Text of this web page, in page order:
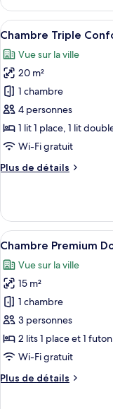
le
type
de
Chambre
Double
Deluxe
Afficher
toutes
les
photos
pour
ce
type
de
chambre :
Chambre
3
Chambre Triple
Vue sur la ville
20 m²
1 chambre
4 personnes
1 lit 1 place, 1 lit
Wi-Fi gratuit
Plus de détails
Plus
le
type
de
Chambre
Triple
Confort
Afficher
toutes
les
photos
pour
ce
type
de
chambre :
Chambre
5
Chambre Premium
Vue sur la ville
15 m²
1 chambre
3 personnes
2 lits 1 place et 1
Wi-Fi gratuit
Plus de détails
Plus